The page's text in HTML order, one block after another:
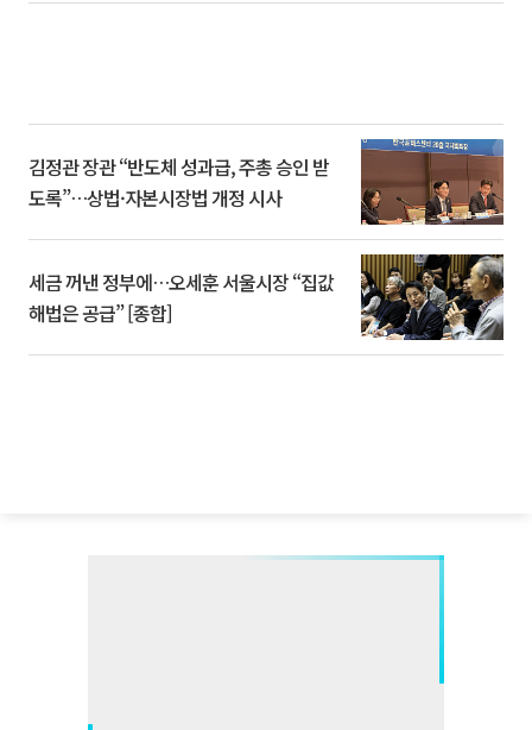
김정관 장관 “반도체 성과급, 주총 승인 받
도록”…상법·자본시장법 개정 시사
세금 꺼낸 정부에…오세훈 서울시장 “집값
해법은 공급” [종합]